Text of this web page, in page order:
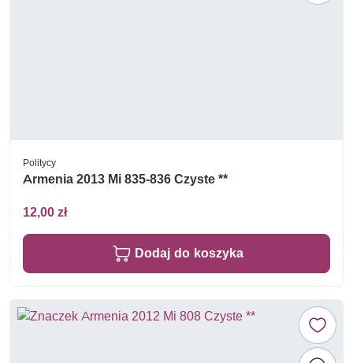
Politycy
Armenia 2013 Mi 835-836 Czyste **
12,00 zł
Dodaj do koszyka